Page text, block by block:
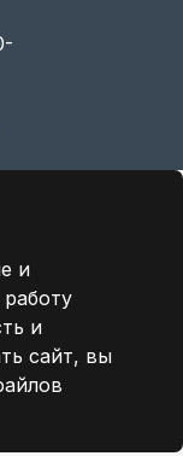
и
и
сайт, вы